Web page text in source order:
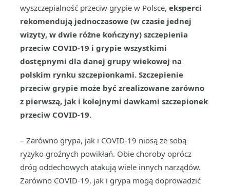
wyszczepialność przeciw grypie w Polsce, eksperci
rekomendują jednoczasowe (w czasie jednej
wizyty, w dwie różne kończyny) szczepienia
przeciw COVID-19 i grypie wszystkimi
dostępnymi dla danej grupy wiekowej na
polskim rynku szczepionkami. Szczepienie
przeciw grypie może być zrealizowane zarówno
z pierwszą, jak i kolejnymi dawkami szczepionek
przeciw COVID-19.
– Zarówno grypa, jak i COVID-19 niosą ze sobą
ryzyko groźnych powikłań. Obie choroby oprócz
dróg oddechowych atakują wiele innych narządów.
Zarówno COVID-19, jak i grypa mogą doprowadzić